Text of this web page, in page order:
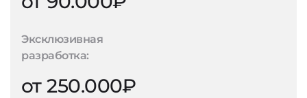
Эксклюзивная
разработка:
от 250.000₽